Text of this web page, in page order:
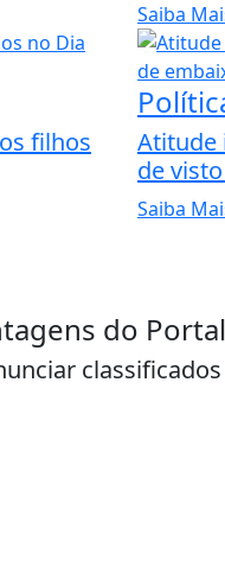
Saiba
filhos
Atitude
de
Saiba
do Portal